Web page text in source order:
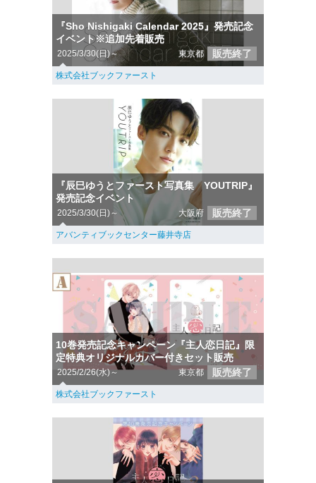
『Sho Nishigaki Calendar 2025』発売記念
イベント※追加先着販売
2025/3/30(日)～ 東京都 販売終了
株式会社ブックファースト
『辰巳ゆうとファースト写真集 YOUTRIP』
発売記念イベント
2025/3/30(日)～ 大阪府 販売終了
アバンティブックセンター藤井寺店
10巻発売記念キャンペーン『主人恋日記』限
定特典オリジナルカバー付きセット販売
2025/2/26(水)～ 東京都 販売終了
株式会社ブックファースト